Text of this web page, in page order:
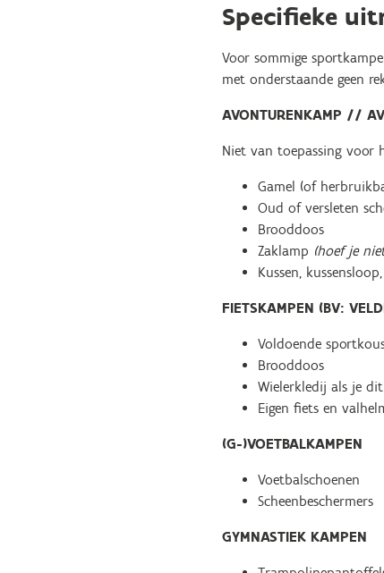
Specifieke
Voor sommige
met onderstaande geen
AVONTURENKAMP //
Niet van toepassing voor
Gamel (of
Oud of versleten
Brooddoos
Zaklamp (hoef je
Kussen,
FIETSKAMPEN (BV:
Voldoende
Brooddoos
Wielerkledij als je
Eigen fiets en
(G-)VOETBALKAMPEN
Voetbalschoenen
Scheenbeschermers
GYMNASTIEK KAMPEN